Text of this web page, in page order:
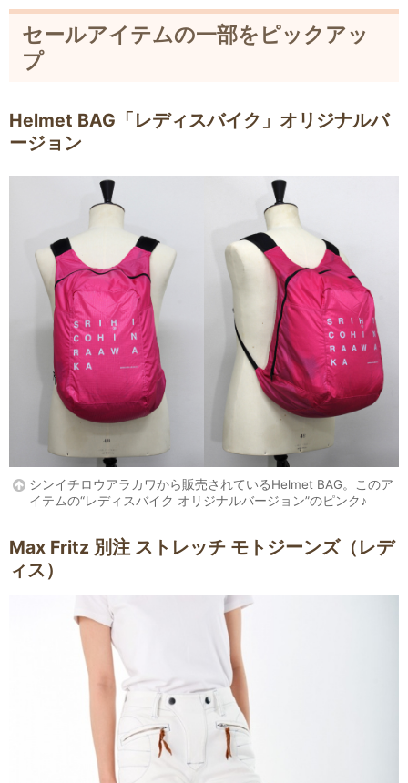
セールアイテムの一部をピックアッ
プ
Helmet BAG「レディスバイク」オリジナルバ
ージョン
シンイチロウアラカワから販売されているHelmet BAG。このア
イテムの“レディスバイク オリジナルバージョン”のピンク♪
Max Fritz 別注 ストレッチ モトジーンズ（レデ
ィス）